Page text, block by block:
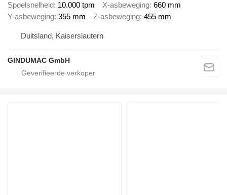
Spoelsnelheid 10.000 tpm X-asbeweging 660 mm
Y-asbeweging 355 mm Z-asbeweging 455 mm
Duitsland, Kaiserslautern
GINDUMAC GmbH